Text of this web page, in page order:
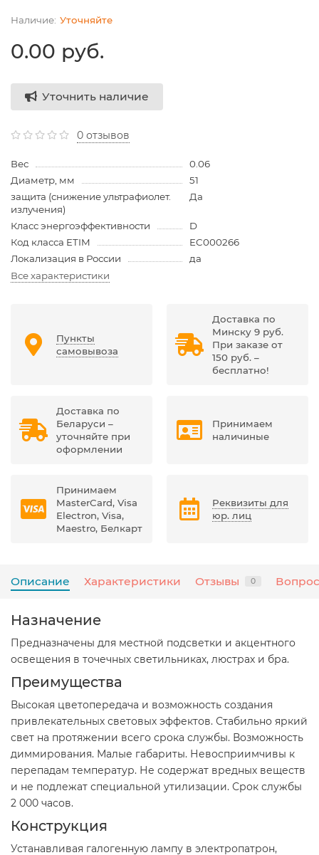
Уточняйте
0.00 руб.
Уточнить наличие
0 отзывов
Вес
0.06
Диаметр, мм
51
защита (снижение ультрафиолет.
излучения)
Да
Класс энергоэффективности
D
Код класса ETIM
EC000266
Локализация в России
да
Все характеристики
Пункты
самовывоза
Доставка по
Минску 9 руб.
При заказе от
150 руб. –
бесплатно!
Доставка по
Беларуси –
уточняйте при
оформлении
Принимаем
наличиные
Принимаем
MasterCard, Visa
Electron, Visa,
Maestro, Белкарт
Реквизиты для
юр. лиц
Описание Характеристики Отзывы 0
Назначение
Предназначены для местной подсветки и акцентного
освещения в точечных светильниках, люстрах и бра.
Преимущества
Высокая цветопередача и возможность создания
привлекательных световых эффектов. Стабильно яркий
свет на протяжении всего срока службы. Возможность
диммирования. Малые габариты. Невосприимчивы к
перепадам температур. Не содержат вредных веществ
и не подлежат специальной утилизации. Срок службы
2 000 часов.
Конструкция
Устанавливая галогенную лампу в электропатрон,